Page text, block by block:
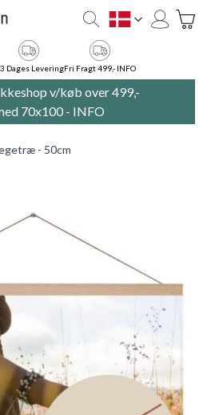
DK
Dages LeveringFri Fragt 499,- INFO
v/køb over 499,-
70x100 - INFO
- 50cm